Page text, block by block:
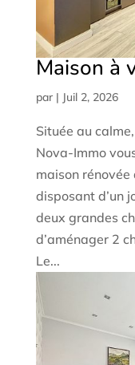
Maison à
par | Juil 2, 2026
Située au
Nova-Immo
maison
disposant d’un
deux grandes
d’aménager 2
Le...